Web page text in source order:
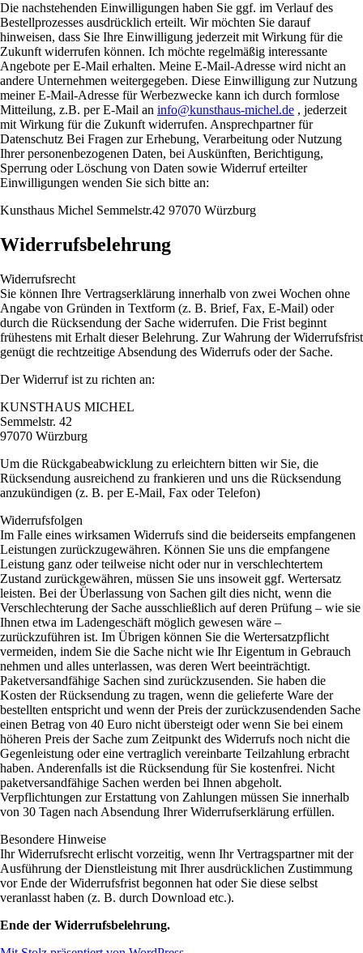
Die nachstehenden Einwilligungen haben Sie ggf. im Verlauf des
Bestellprozesses ausdrücklich erteilt. Wir möchten Sie darauf
hinweisen, dass Sie Ihre Einwilligung jederzeit mit Wirkung für die
Zukunft widerrufen können. Ich möchte regelmäßig interessante
Angebote per E-Mail erhalten. Meine E-Mail-Adresse wird nicht an
andere Unternehmen weitergegeben. Diese Einwilligung zur Nutzung
meiner E-Mail-Adresse für Werbezwecke kann ich durch formlose
Mitteilung, z.B. per E-Mail an info@kunsthaus-michel.de , jederzeit
mit Wirkung für die Zukunft widerrufen. Ansprechpartner für
Datenschutz Bei Fragen zur Erhebung, Verarbeitung oder Nutzung
Ihrer personenbezogenen Daten, bei Auskünften, Berichtigung,
Sperrung oder Löschung von Daten sowie Widerruf erteilter
Einwilligungen wenden Sie sich bitte an:
Kunsthaus Michel Semmelstr.42 97070 Würzburg
Widerrufsbelehrung
Widerrufsrecht
Sie können Ihre Vertragserklärung innerhalb von zwei Wochen ohne
Angabe von Gründen in Textform (z. B. Brief, Fax, E-Mail) oder
durch die Rücksendung der Sache widerrufen. Die Frist beginnt
frühestens mit Erhalt dieser Belehrung. Zur Wahrung der Widerrufsfrist
genügt die rechtzeitige Absendung des Widerrufs oder der Sache.
Der Widerruf ist zu richten an:
KUNSTHAUS MICHEL
Semmelstr. 42
97070 Würzburg
Um die Rückgabeabwicklung zu erleichtern bitten wir Sie, die
Rücksendung ausreichend zu frankieren und uns die Rücksendung
anzukündigen (z. B. per E-Mail, Fax oder Telefon)
Widerrufsfolgen
Im Falle eines wirksamen Widerrufs sind die beiderseits empfangenen
Leistungen zurückzugewähren. Können Sie uns die empfangene
Leistung ganz oder teilweise nicht oder nur in verschlechtertem
Zustand zurückgewähren, müssen Sie uns insoweit ggf. Wertersatz
leisten. Bei der Überlassung von Sachen gilt dies nicht, wenn die
Verschlechterung der Sache ausschließlich auf deren Prüfung – wie sie
Ihnen etwa im Ladengeschäft möglich gewesen wäre –
zurückzuführen ist. Im Übrigen können Sie die Wertersatzpflicht
vermeiden, indem Sie die Sache nicht wie Ihr Eigentum in Gebrauch
nehmen und alles unterlassen, was deren Wert beeinträchtigt.
Paketversandfähige Sachen sind zurückzusenden. Sie haben die
Kosten der Rücksendung zu tragen, wenn die gelieferte Ware der
bestellten entspricht und wenn der Preis der zurückzusendenden Sache
einen Betrag von 40 Euro nicht übersteigt oder wenn Sie bei einem
höheren Preis der Sache zum Zeitpunkt des Widerrufs noch nicht die
Gegenleistung oder eine vertraglich vereinbarte Teilzahlung erbracht
haben. Anderenfalls ist die Rücksendung für Sie kostenfrei. Nicht
paketversandfähige Sachen werden bei Ihnen abgeholt.
Verpflichtungen zur Erstattung von Zahlungen müssen Sie innerhalb
von 30 Tagen nach Absendung Ihrer Widerrufserklärung erfüllen.
Besondere Hinweise
Ihr Widerrufsrecht erlischt vorzeitig, wenn Ihr Vertragspartner mit der
Ausführung der Dienstleistung mit Ihrer ausdrücklichen Zustimmung
vor Ende der Widerrufsfrist begonnen hat oder Sie diese selbst
veranlasst haben (z. B. durch Download etc.).
Ende der Widerrufsbelehrung.